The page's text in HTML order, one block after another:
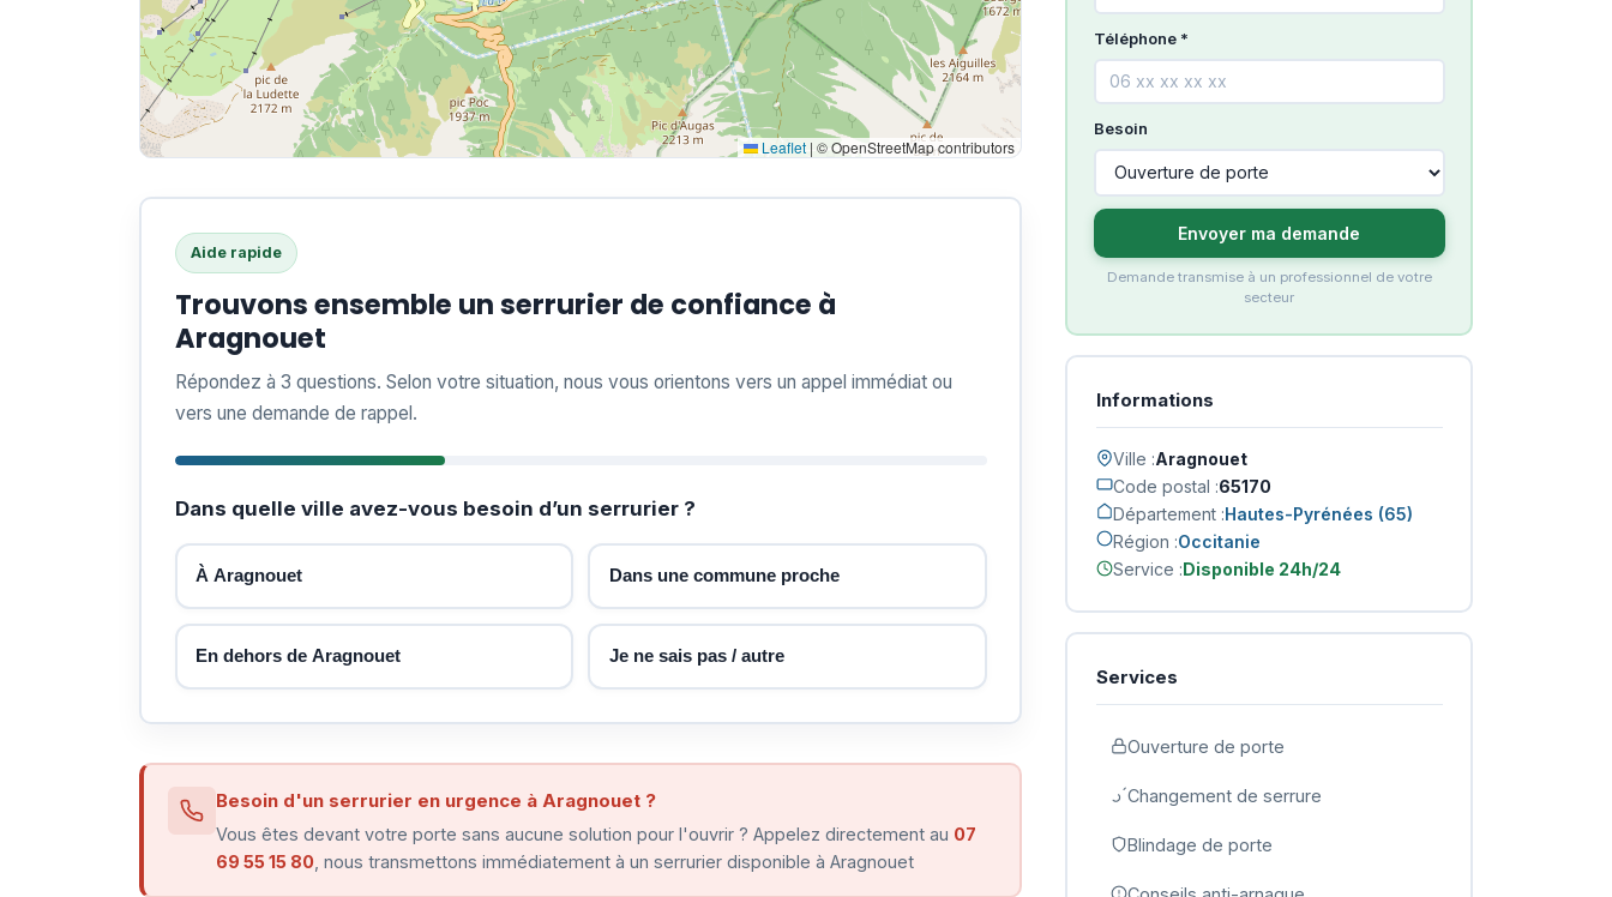
Leaflet | © OpenStreetMap contributors
Aide rapide
Trouvons ensemble un serrurier de confiance à
Aragnouet
Répondez à 3 questions. Selon votre situation, nous vous orientons vers un appel immédiat ou
vers une demande de rappel.
Dans quelle ville avez-vous besoin d’un serrurier ?
À Aragnouet Dans une commune proche
En dehors de Aragnouet Je ne sais pas / autre
Besoin d'un serrurier en urgence à Aragnouet ?
Vous êtes devant votre porte sans aucune solution pour l'ouvrir ? Appelez directement au 07
69 55 15 80 , nous transmettons immédiatement à un serrurier disponible à Aragnouet
Téléphone *
Besoin
Envoyer ma demande
Demande transmise à un professionnel de votre
secteur
Informations
Ville :Aragnouet
Code postal :65170
Département :Hautes-Pyrénées (65)
Région :Occitanie
Service :Disponible 24h/24
Services
Ouverture de porte
Changement de serrure
Blindage de porte